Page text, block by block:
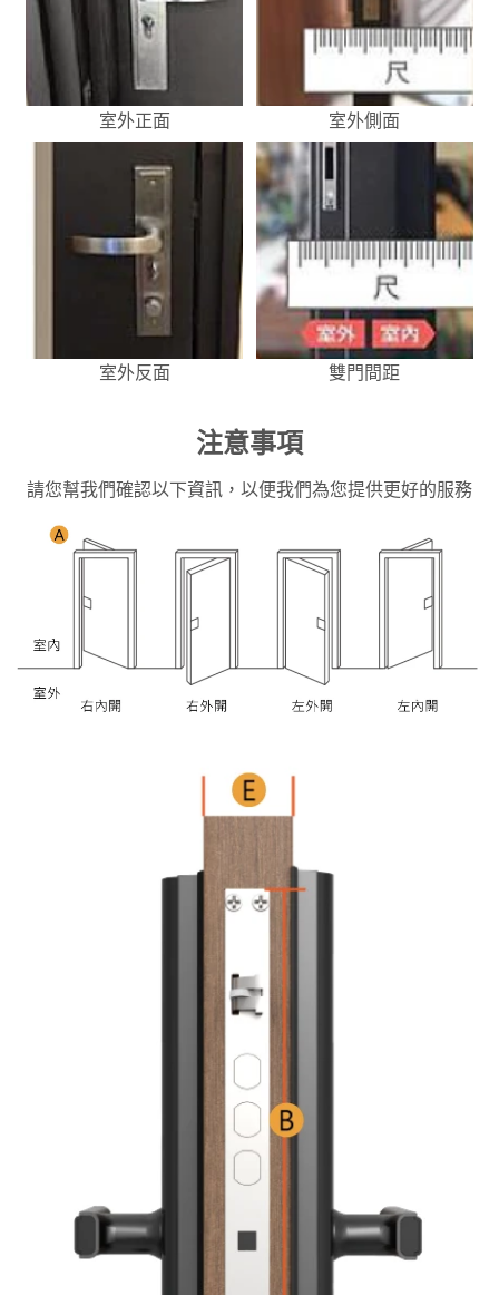
室外正面
室外反面
室外側面
雙門間距
注意事項
請您幫我們確認以下資訊，以便我們為您提供更好的服務